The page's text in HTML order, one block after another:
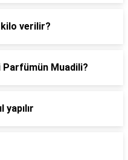
kilo verilir?
Muadili?